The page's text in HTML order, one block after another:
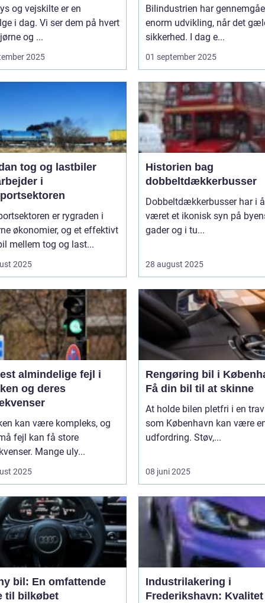
og vejskilte er en
i dag. Vi ser dem på hvert
og ...
2025
Bilindustrien har
enorm udvikling, når det
sikkerhed. I dag e...
01 september 2025
tog og lastbiler
i
er rygraden i
økonomier, og et effektivt
mellem tog og last...
2025
Historien bag
dobbeltdækkerbusser
Dobbeltdækkerbusser har i
været et ikonisk syn på
gader og i tu...
28 august 2025
almindelige fejl i
og deres
kan være kompleks, og
fejl kan få store
Mange uly...
2025
Rengøring bil i
Få din bil til at skinne
At holde bilen pletfri i en
som København kan være
udfordring. Støv,...
08 juni 2025
bil: En omfattende
til bilkøbet
Industrilakering i
Frederikshavn: